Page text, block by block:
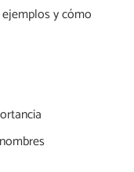
y cómo